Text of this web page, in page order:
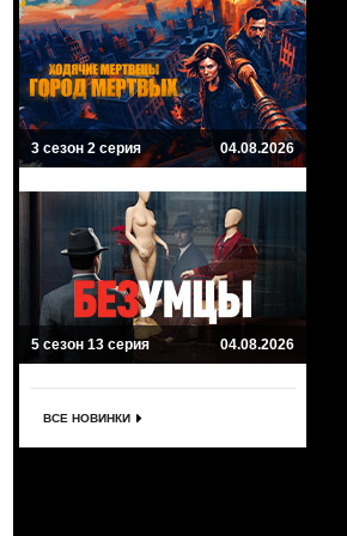
3 сезон 2 серия 04.08.2026
5 сезон 13 серия 04.08.2026
ВСЕ НОВИНКИ